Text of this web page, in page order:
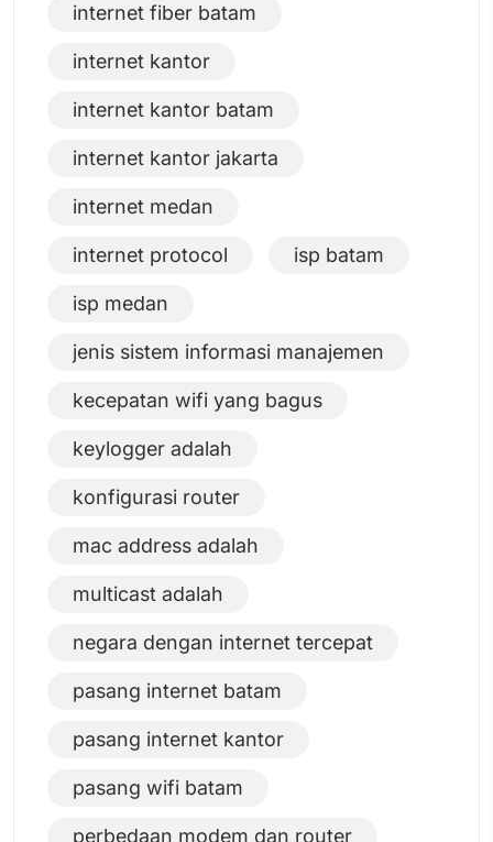
internet fiber batam
internet kantor
internet kantor batam
internet kantor jakarta
internet medan
internet protocol isp batam
isp medan
jenis sistem informasi manajemen
kecepatan wifi yang bagus
keylogger adalah
konfigurasi router
mac address adalah
multicast adalah
negara dengan internet tercepat
pasang internet batam
pasang internet kantor
pasang wifi batam
perbedaan modem dan router